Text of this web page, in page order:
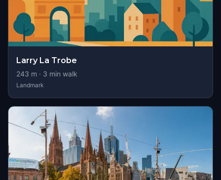
Larry La Trobe
243 m · 3 min walk
Landmark